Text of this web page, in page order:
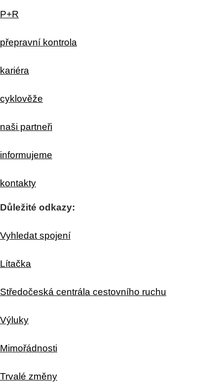
P+R
přepravní kontrola
kariéra
cyklověže
naši partneři
informujeme
kontakty
Důležité odkazy:
Vyhledat spojení
Lítačka
Středočeská centrála cestovního ruchu
Výluky
Mimořádnosti
Trvalé změny